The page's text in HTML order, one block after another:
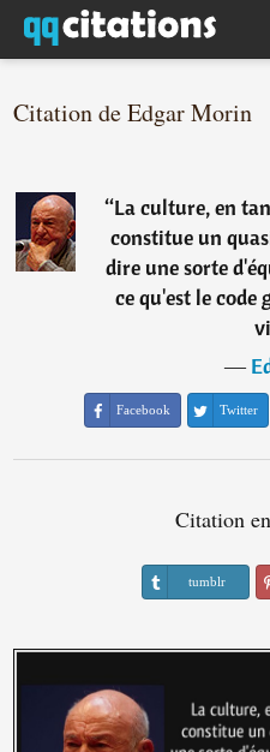
Citation de Edgar Morin
“La culture, en
constitue un
dire une sorte
ce qu'est le code
―
Facebook Twitter
Citation
tumblr